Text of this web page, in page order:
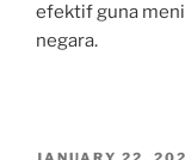
efektif guna
negara.
POSTED